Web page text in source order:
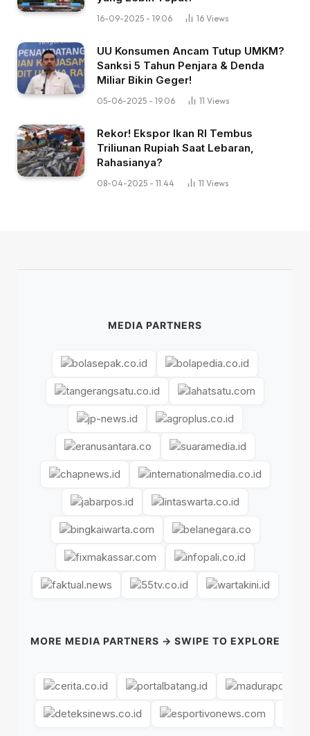
16-09-2025 - 19.06 16 Views
UU Konsumen Ancam Tutup UMKM?
Sanksi 5 Tahun Penjara & Denda
Miliar Bikin Geger!
05-06-2025 - 19.06 11 Views
Rekor! Ekspor Ikan RI Tembus
Triliunan Rupiah Saat Lebaran,
Rahasianya?
08-04-2025 - 11.44 11 Views
MEDIA PARTNERS
MORE MEDIA PARTNERS → SWIPE TO EXPLORE